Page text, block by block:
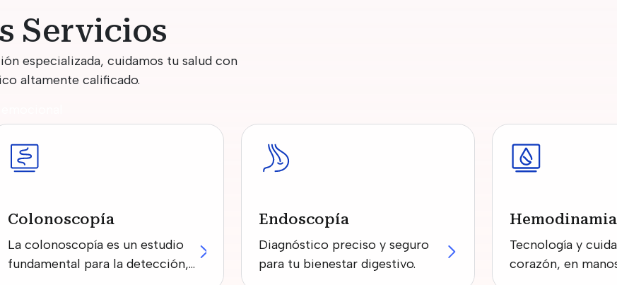
Servicios
especializada, cuidamos tu salud con
altamente calificado.
Colonoscopía
La colonoscopía es un estudio
fundamental para la detección,
Endoscopía
Diagnóstico preciso y seguro
para tu bienestar digestivo.
Hemodinamia
Tecnología y
corazón, en